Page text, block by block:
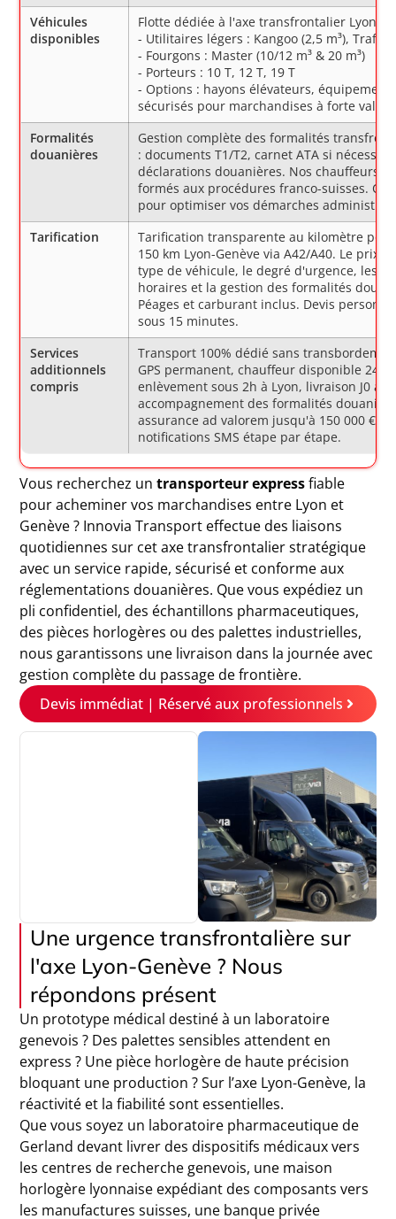
Véhicules
disponibles
Flotte dédiée à l'axe transfrontalier Lyon-
- Utilitaires légers : Kangoo (2,5 m³), Trafic
- Fourgons : Master (10/12 m³ & 20 m³)
- Porteurs : 10 T, 12 T, 19 T
- Options : hayons élévateurs,
sécurisés pour marchandises à forte valeur
Formalités
douanières
Gestion complète des formalités
: documents T1/T2, carnet ATA si
déclarations douanières. Nos chauffeurs
formés aux procédures franco-suisses.
pour optimiser vos démarches
Tarification
Tarification transparente au kilomètre
150 km Lyon-Genève via A42/A40. Le prix
type de véhicule, le degré d'urgence, les
horaires et la gestion des formalités
Péages et carburant inclus. Devis
sous 15 minutes.
Services
additionnels
compris
Transport 100% dédié sans
GPS permanent, chauffeur disponible 24h/
enlèvement sous 2h à Lyon, livraison J0 à
accompagnement des formalités
assurance ad valorem jusqu'à 150 000 €,
notifications SMS étape par étape.
Vous recherchez untransporteur expressfiable
pour acheminer vos marchandises entre Lyon et
Genève ? Innovia Transport effectue des liaisons
quotidiennes sur cet axe transfrontalier stratégique
avec un service rapide, sécurisé et conforme aux
réglementations douanières. Que vous expédiez un
pli confidentiel, des échantillons pharmaceutiques,
des pièces horlogères ou des palettes industrielles,
nous garantissons une livraison dans la journée avec
gestion complète du passage de frontière.
Devis immédiat | Réservé aux professionnels
Une urgence transfrontalière sur
l'axe Lyon-Genève ? Nous
répondons présent
Un prototype médical destiné à un laboratoire
genevois ? Des palettes sensibles attendent en
express ? Une pièce horlogère de haute précision
bloquant une production ? Sur l’axe Lyon-Genève, la
réactivité et la fiabilité sont essentielles.
Que vous soyez un laboratoire pharmaceutique de
Gerland devant livrer des dispositifs médicaux vers
les centres de recherche genevois, une maison
horlogère lyonnaise expédiant des composants vers
les manufactures suisses, une banque privée